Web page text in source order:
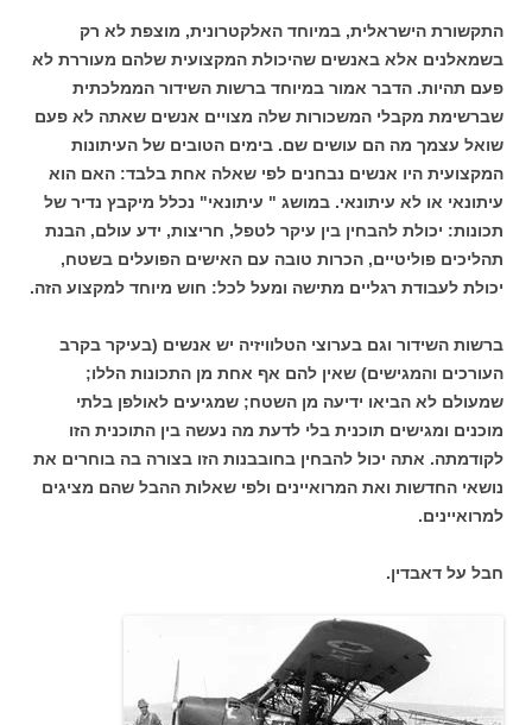
התקשורת הישראלית, במיוחד האלקטרונית, מוצפת לא רק
בשמאלנים אלא באנשים שהיכולת המקצועית שלהם מעוררת לא
פעם תהיות. הדבר אמור במיוחד ברשות השידור הממלכתית
שברשימת מקבלי המשכורות שלה מצויים אנשים שאתה לא פעם
שואל עצמך מה הם עושים שם. בימים הטובים של העיתונות
המקצועית היו אנשים נבחנים לפי שאלה אחת בלבד: האם הוא
עיתונאי או לא עיתונאי. במושג " עיתונאי" נכלל מיקבץ נדיר של
תכונות: יכולת להבחין בין עיקר לטפל, חריצות, ידע עולם, הבנת
תהליכים פוליטיים, הכרות טובה עם האישים הפועלים בשטח,
יכולת לעבודת רגליים מתישה ומעל לכל: חוש מיוחד למקצוע הזה.
ברשות השידור וגם בערוצי הטלוויזיה יש אנשים (בעיקר בקרב
העורכים והמגישים) שאין להם אף אחת מן התכונות הללו;
שמעולם לא הביאו ידיעה מן השטח; שמגיעים לאולפן בלתי
מוכנים ומגישים תוכנית בלי לדעת מה נעשה בין התוכנית הזו
לקודמתה. אתה יכול להבחין בחובבנות הזו בצורה בה בוחרים את
נושאי החדשות ואת המרואיינים ולפי שאלות ההבל שהם מציגים
למרואיינים.
חבל על דאבדין.